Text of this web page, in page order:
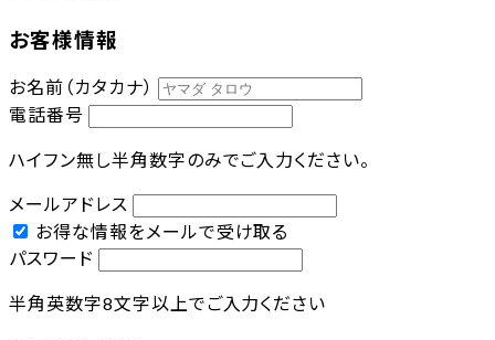
お客様情報
お名前（カタカナ）
電話番号
ハイフン無し半角数字のみでご入力ください。
メールアドレス
お得な情報をメールで受け取る
パスワード
半角英数字8文字以上でご入力ください